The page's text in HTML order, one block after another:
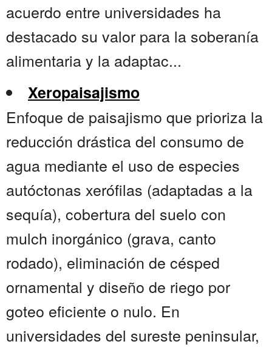
acuerdo entre universidades ha
destacado su valor para la soberanía
alimentaria y la adaptac...
Xeropaisajismo
Enfoque de paisajismo que prioriza la
reducción drástica del consumo de
agua mediante el uso de especies
autóctonas xerófilas (adaptadas a la
sequía), cobertura del suelo con
mulch inorgánico (grava, canto
rodado), eliminación de césped
ornamental y diseño de riego por
goteo eficiente o nulo. En
universidades del sureste peninsular,